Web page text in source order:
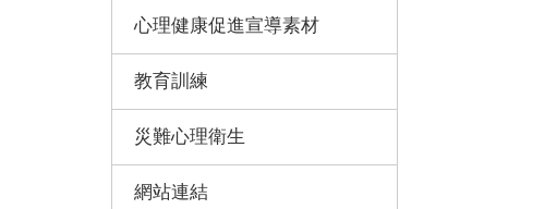
心理健康促進宣導素材
教育訓練
災難心理衛生
網站連結